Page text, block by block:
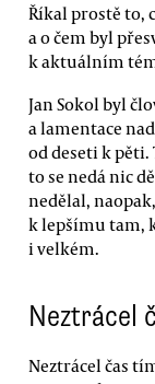
Říkal prostě to,
a o čem byl
k aktuálním
Jan Sokol byl
a lamentace
od deseti k
to se nedá nic
nedělal,
k lepšímu tam,
i velkém.
Neztrácel
Neztrácel čas